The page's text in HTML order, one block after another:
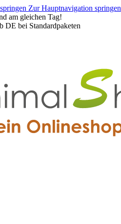
Zur Hauptnavigation springen
am gleichen Tag!
DE bei Standardpaketen